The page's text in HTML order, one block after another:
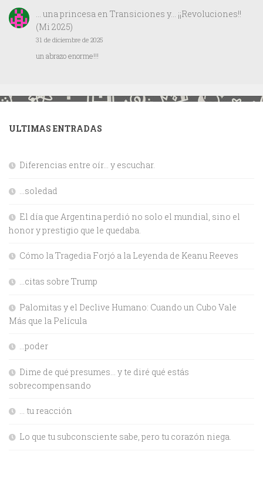
… una princesaen Transiciones y… ¡¡Revoluciones!!
(Mi 2025)
31 de diciembre de 2025
un abrazo enorme!!!
ULTIMAS ENTRADAS
Diferencias entre oír… y escuchar.
…soledad
El día que Argentina perdió no solo el mundial, sino el
honor y prestigio que le quedaba.
Cómo la Tragedia Forjó a la Leyenda de Keanu Reeves
…citas sobre Trump
Palomitas y el Declive Humano: Cuando un Cubo Vale
Más que la Película
…poder
Dime de qué presumes… y te diré qué estás
sobrecompensando
… tu reacción
Lo que tu subconsciente sabe, pero tu corazón niega.